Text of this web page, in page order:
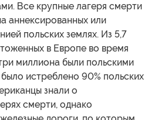
Все крупные лагеря смерти
аннексированных или
польских землях. Из 5,7
в Европе во время
миллиона были польскими
истреблено 90% польских
знали о
смерти, однако